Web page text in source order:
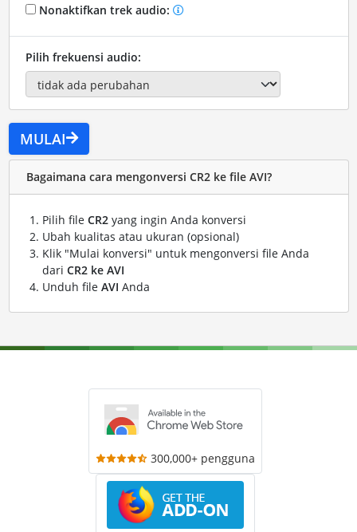
Nonaktifkan trek audio:
Pilih frekuensi audio:
MULAI
Bagaimana cara mengonversi CR2 ke file AVI?
Pilih file CR2yang ingin Anda konversi
Ubah kualitas atau ukuran (opsional)
Klik "Mulai konversi" untuk mengonversi file Anda
dari CR2 ke AVI
Unduh file AVI Anda
300,000+ pengguna